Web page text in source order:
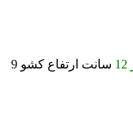
سانت ارتفاع کشو 9